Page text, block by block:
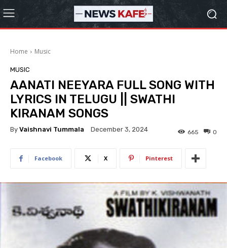
Home Music
MUSIC
AANATI NEEYARA FULL SONG WITH
LYRICS IN TELUGU || SWATHI
KIRANAM SONGS
By Vaishnavi Tummala December 3, 2024 0
665
Facebook X Pinterest